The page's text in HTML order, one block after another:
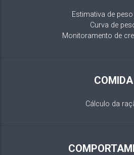
Estimativa de
Curva de
Monitoramento de
COMIDA
Cálculo da